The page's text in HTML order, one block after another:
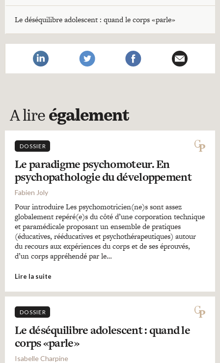
Le déséquilibre adolescent : quand le corps «parle»
A lire également
DOSSIER
Le paradigme psychomoteur. En
psychopathologie du développement
Fabien Joly
Pour introduire Les psychomotricien(ne)s sont assez
globalement repéré(e)s du côté d’une corporation technique
et paramédicale proposant un ensemble de pratiques
(éducatives, rééducatives et psychothérapeutiques) autour
du recours aux expériences du corps et de ses éprouvés,
d’un corps appréhendé par le…
Lire la suite
DOSSIER
Le déséquilibre adolescent : quand le
corps «parle»
Isabelle Charpine